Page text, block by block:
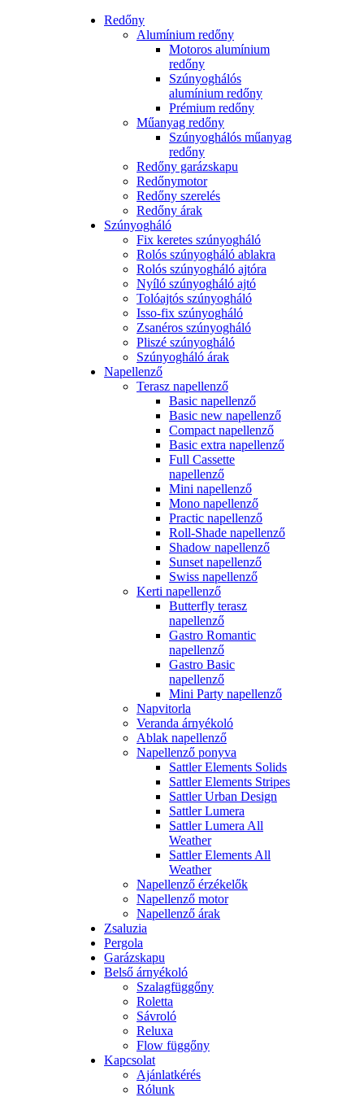
Redőny
Alumínium redőny
Motoros alumínium
redőny
Szúnyoghálós
alumínium redőny
Prémium redőny
Műanyag redőny
Szúnyoghálós műanyag
redőny
Redőny garázskapu
Redőnymotor
Redőny szerelés
Redőny árak
Szúnyogháló
Fix keretes szúnyogháló
Rolós szúnyogháló ablakra
Rolós szúnyogháló ajtóra
Nyíló szúnyogháló ajtó
Tolóajtós szúnyogháló
Isso-fix szúnyogháló
Zsanéros szúnyogháló
Pliszé szúnyogháló
Szúnyogháló árak
Napellenző
Terasz napellenző
Basic napellenző
Basic new napellenző
Compact napellenző
Basic extra napellenző
Full Cassette
napellenző
Mini napellenző
Mono napellenző
Practic napellenző
Roll-Shade napellenző
Shadow napellenző
Sunset napellenző
Swiss napellenző
Kerti napellenző
Butterfly terasz
napellenző
Gastro Romantic
napellenző
Gastro Basic
napellenző
Mini Party napellenző
Napvitorla
Veranda árnyékoló
Ablak napellenző
Napellenző ponyva
Sattler Elements Solids
Sattler Elements Stripes
Sattler Urban Design
Sattler Lumera
Sattler Lumera All
Weather
Sattler Elements All
Weather
Napellenző érzékelők
Napellenző motor
Napellenző árak
Zsaluzia
Pergola
Garázskapu
Belső árnyékoló
Szalagfüggőny
Roletta
Sávroló
Reluxa
Flow függőny
Kapcsolat
Ajánlatkérés
Rólunk